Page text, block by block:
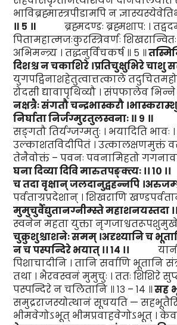
भाविब्रह्मास्त्रपीडामपि न
॥ ५ ॥ ब्रह्मदण्डः ब्रह्मशाप: ।
पितामहात्मजःकुरस्त्रिवर्णः
अभिमन्त्र्य । तद्धनुर्विचकर्ष ॥ ५ ॥
दिशश्च न चकाशिरे ।प्रतिचुक्षुभिरे चाशु
युगपद्विनाशहेतुत्वात्तत्काले
रोदसी द्यावापृथिव्यौ । संपफालेव भिन्ने
नक्षत्रैःसंगतौ चन्द्रभास्करौ ।
निर्घाता निर्जग्मुरतुलस्वनाः ॥ ९ ॥
सङ्गतौ तिर्यग्जग्मतुः । भयादिति
उल्काशतविदीपितं । उत्कालक्षणमुक्तं
तेनैवोक्तं – पवनः पवनामिहतो
घना दिव्या दिविमारुतपङ्क्त्यः ।।१० ।।
च तदा वृक्षान् जलदानुद्वहन्नपि ।अ
पर्वताग्रप्रदेशान् । शिखराणि
मुमुचुर्वैद्युतानग्नीम्स्ते महाशनयस्तदा ।।
स्वनेन महता युक्ता नृगजाश्वतरूपशुमुखेषु
चुक्रुशुश्चाशनेः समम् ।अदृश्यानि च
न च पस्पन्दिरे भयात् ।।१४ ।।
पिशाचादीनि । तानि सर्वाणि
तथा । भैरवस्वनं मुमुचुः । ततः शिशिरे
पस्पन्दिरे न चलितानि ॥ १३ – १४ ॥सह
समुद्रराजस्योत्थानं सूचयति —
भीमवेगोऽभूत् भीमप्रवाहवेगोऽभूत् ।